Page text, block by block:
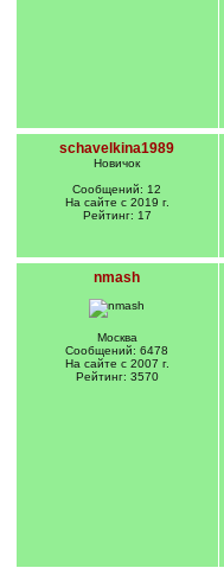
schavelkina1989
Новичок
Сообщений: 12
На сайте с 2019 г.
Рейтинг: 17
nmash
Москва
Сообщений: 6478
На сайте с 2007 г.
Рейтинг: 3570